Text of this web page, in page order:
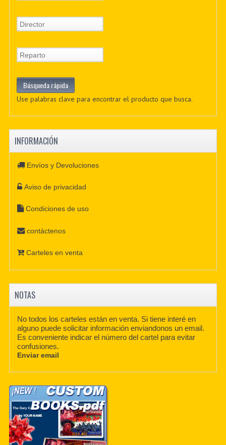
Use palabras clave para encontrar el producto que busca.
INFORMACIÓN
Envíos y Devoluciones
Aviso de privacidad
Condiciones de uso
contáctenos
Carteles en venta
NOTAS
No todos los carteles están en venta. Si tiene interé en
alguno puede solicitar información enviandonos un email.
Es conveniente indicar el número del cartel para evitar
confusiones.
Enviar email